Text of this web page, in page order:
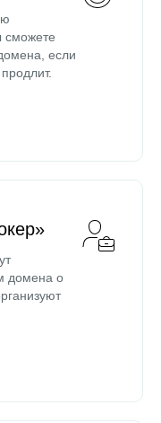
сможете
если
домена о